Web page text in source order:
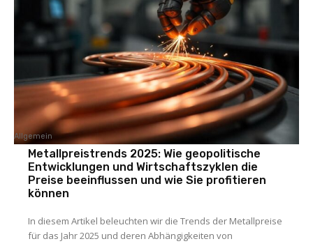
Allgemein
Metallpreistrends 2025: Wie geopolitische
Entwicklungen und Wirtschaftszyklen die
Preise beeinflussen und wie Sie profitieren
können
In diesem Artikel beleuchten wir die Trends der Metallpreise
für das Jahr 2025 und deren Abhängigkeiten von